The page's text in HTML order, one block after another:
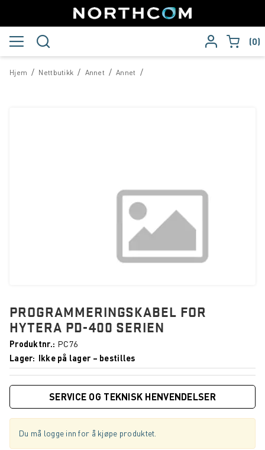
0
/
Hjem /
Nettbutikk /
Annet /
Annet
PROGRAMMERINGSKABEL FOR
HYTERA PD-400 SERIEN
Produktnr.
PC76
Lager
Ikke på lager – bestilles
SERVICE OG TEKNISK HENVENDELSER
Du må logge inn for å kjøpe produktet.